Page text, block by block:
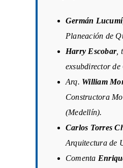
Germán Lucumí
Planeación de
Harry Escobar,
exsubdirector de
Arq. William
Constructora
(Medellín).
Carlos Torres
Arquitectura de
Comenta